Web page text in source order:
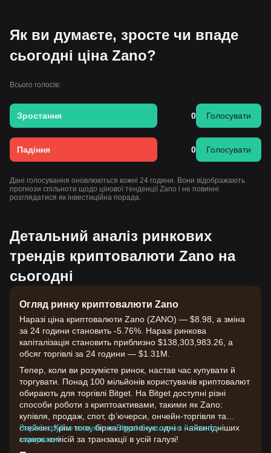
Як ви думаєте, зросте чи впаде
сьогодні ціна Zano?
Всього голосів:
Зростання 0 Голосувати
Падіння 0 Голосувати
Дані голосування оновлюються кожні 24 години. Вони відображають
прогнози спільноти щодо цінової тенденції Zano і не повинні
розглядатися як інвестиційна порада.
Детальний аналіз ринкових
трендів криптовалюти Zano на
сьогодні
Огляд ринку криптовалюти Zano
Наразі ціна криптовалюти Zano (ZANO) — $8.98, а зміна
за 24 години становить -5.76%. Наразі ринкова
капіталізація становить приблизно $138,303,983.26, а
обсяг торгівлі за 24 години — $1.31M.
Тепер, коли ви розумієте ринок, настав час купувати й
торгувати. Понад 100 мільйонів користувачів криптовалют
обирають для торгівлі Bitget. На Bitget доступні різні
способи роботи з криптоактивами, такими як Zano:
купівля, продаж, спот, ф’ючерси, ончейн-торгівля та
стейкінг. Крім того, біржа пропонує одні з найвигідніших
ставок комісій за транзакції в усій галузі!
Зареєструйте акаунт на Bitget безплатно й почніть
торгувати!